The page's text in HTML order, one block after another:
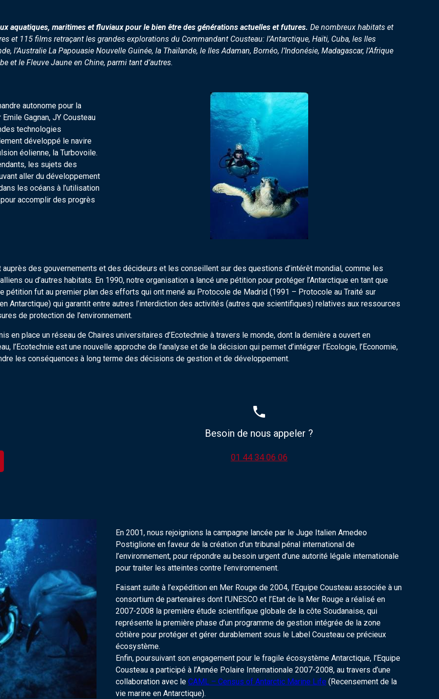
aquatiques, maritimes et fluviaux pour le bien être des générations actuelles et futures. De nombreux habitats et
et 115 films retraçant les grandes explorations du Commandant Cousteau: l’Antarctique, Haïti, Cuba, les Iles
l’Australie La Papouasie Nouvelle Guinée, la Thaïlande, le Iles Adaman, Bornéo, l’Indonésie, Madagascar, l’Afrique
et le Fleuve Jaune en Chine, parmi tant d’autres.
autonome pour la
Gagnan, JY Cousteau
technologies
développé le navire
éolienne, la Turbovoile.
les sujets des
aller du développement
les océans à l’utilisation
accomplir des progrès
des gouvernements et des décideurs et les conseillent sur des questions d’intérêt mondial, comme les
ou d’autres habitats. En 1990, notre organisation a lancé une pétition pour protéger l’Antarctique en tant que
pétition fut au premier plan des efforts qui ont mené au Protocole de Madrid (1991 – Protocole au Traité sur
Antarctique) qui garantit entre autres l’interdiction des activités (autres que scientifiques) relatives aux ressources
de protection de l’environnement.
en place un réseau de Chaires universitaires d’Ecotechnie à travers le monde, dont la dernière a ouvert en
l’Ecotechnie est une nouvelle approche de l’analyse et de la décision qui permet d’intégrer l’Ecologie, l’Economie,
les conséquences à long terme des décisions de gestion et de développement.
phone
Besoin de nous appeler ?
01 44 34 06 06
En 2001, nous rejoignions la campagne lancée par le Juge Italien Amedeo
Postiglione en faveur de la création d’un tribunal pénal international de
l’environnement, pour répondre au besoin urgent d’une autorité légale internationale
pour traiter les atteintes contre l’environnement.
Faisant suite à l’expédition en Mer Rouge de 2004, l’Equipe Cousteau associée à un
consortium de partenaires dont l’UNESCO et l’Etat de la Mer Rouge a réalisé en
2007-2008 la première étude scientifique globale de la côte Soudanaise, qui
représente la première phase d’un programme de gestion intégrée de la zone
côtière pour protéger et gérer durablement sous le Label Cousteau ce précieux
écosystème.
Enfin, poursuivant son engagement pour le fragile écosystème Antarctique, l’Equipe
Cousteau a participé à l’Année Polaire Internationale 2007-2008, au travers d’une
collaboration avec le CAML – Census of Antarctic Marine Life (Recensement de la
vie marine en Antarctique).